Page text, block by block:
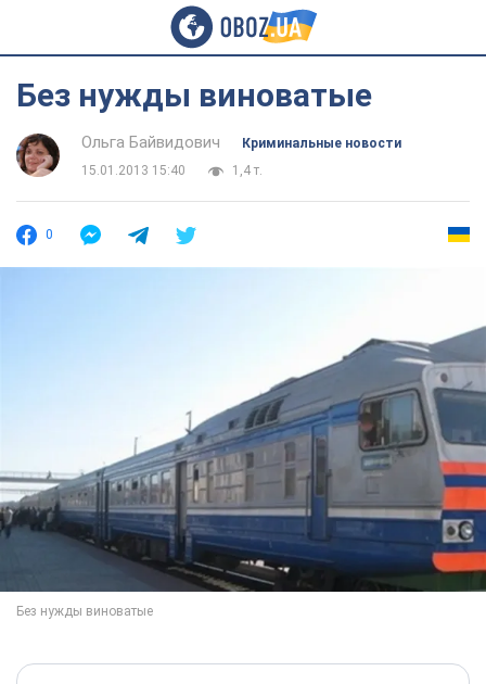
Без нужды виноватые
Ольга Байвидович
Криминальные новости
15.01.2013 15:40
1,4 т.
0